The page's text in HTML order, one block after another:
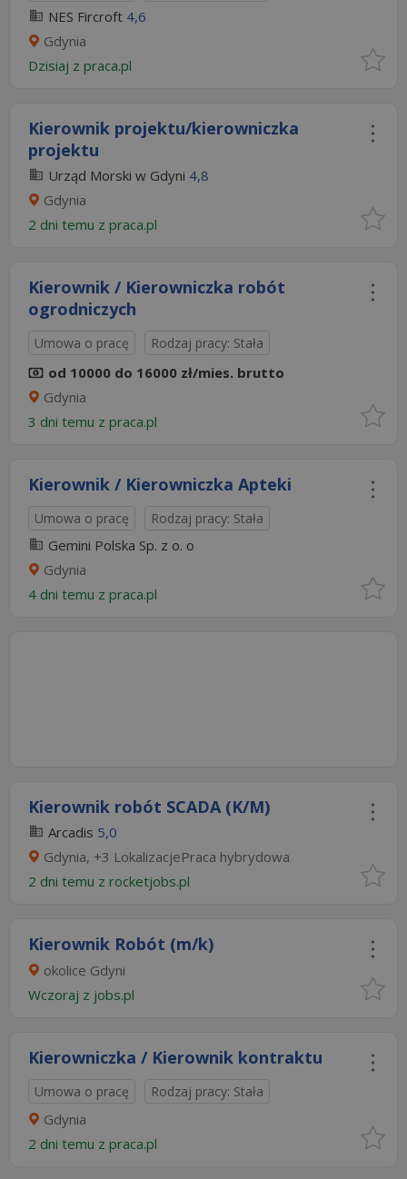
NES Fircroft 4,6
Gdynia
Dzisiaj z praca.pl
Kierownik projektu/kierowniczka
projektu
Urząd Morski w Gdyni 4,8
Gdynia
2 dni temu z praca.pl
Kierownik / Kierowniczka robót
ogrodniczych
Umowa o pracę Rodzaj pracy: Stała
od 10000 do 16000 zł/mies. brutto
Gdynia
3 dni temu z praca.pl
Kierownik / Kierowniczka Apteki
Umowa o pracę Rodzaj pracy: Stała
Gemini Polska Sp. z o. o
Gdynia
4 dni temu z praca.pl
Kierownik robót SCADA (K/M)
Arcadis 5,0
Gdynia, +3 LokalizacjePraca hybrydowa
2 dni temu z rocketjobs.pl
Kierownik Robót (m/k)
okolice Gdyni
Wczoraj z jobs.pl
Kierowniczka / Kierownik kontraktu
Umowa o pracę Rodzaj pracy: Stała
Gdynia
2 dni temu z praca.pl